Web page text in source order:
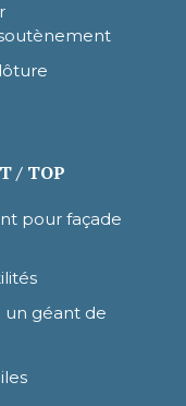
/ TOP
pour façade
un géant de